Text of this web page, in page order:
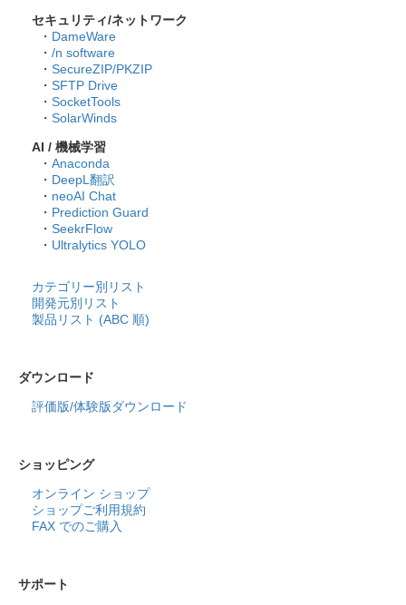
セキュリティ/ネットワーク
・ DameWare
・ /n software
・ SecureZIP/PKZIP
・ SFTP Drive
・ SocketTools
・ SolarWinds
AI / 機械学習
・ Anaconda
・ DeepL翻訳
・ neoAI Chat
・ Prediction Guard
・ SeekrFlow
・ Ultralytics YOLO
カテゴリー別リスト
開発元別リスト
製品リスト (ABC 順)
ダウンロード
評価版/体験版ダウンロード
ショッピング
オンライン ショップ
ショップご利用規約
FAX でのご購入
サポート